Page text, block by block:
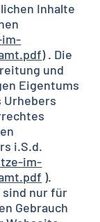
Inhalte
) . Die
und
Eigentums
Urhebers
i.S.d.
im-
).
sind nur für
Gebrauch